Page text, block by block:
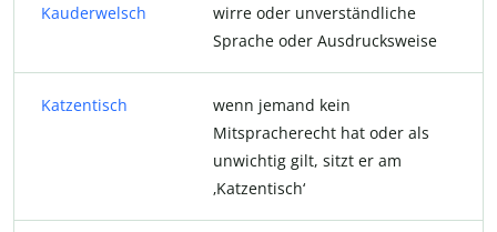
Kauderwelsch
wirre oder unverständliche
Sprache oder Ausdrucksweise
Katzentisch
wenn jemand kein
Mitspracherecht hat oder als
unwichtig gilt, sitzt er am
‚Katzentisch‘